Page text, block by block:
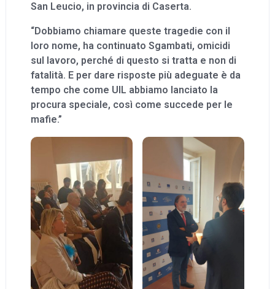
San Leucio, in provincia di Caserta.
“Dobbiamo chiamare queste tragedie con il
loro nome, ha continuato Sgambati, omicidi
sul lavoro, perché di questo si tratta e non di
fatalità. E per dare risposte più adeguate è da
tempo che come UIL abbiamo lanciato la
procura speciale, così come succede per le
mafie.”